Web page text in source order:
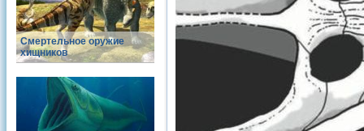
Смертельное оружие
хищников